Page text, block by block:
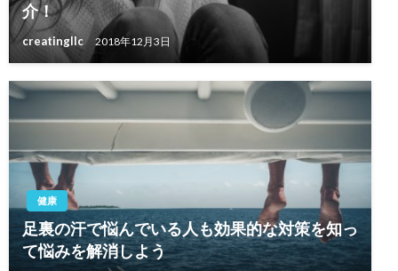
介！
creatingllc 2018年12月3日
健康
足裏の汗で悩んでいる人も効果的な対策を知っ
て悩みを解消しよう